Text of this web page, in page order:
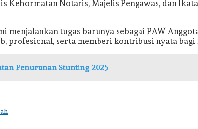
Kehormatan Notaris, Majelis Pengawas, dan
menjalankan tugas barunya sebagai PAW
profesional, serta memberi kontribusi nyata
Penurunan Stunting 2025